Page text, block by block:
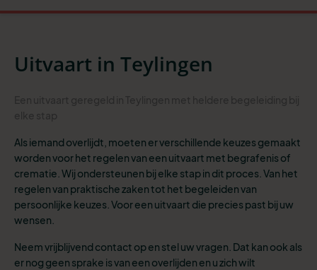
Uitvaart in Teylingen
Als iemand overlijdt, moeten er verschillende keuzes gemaakt
worden voor het regelen van een uitvaart met begrafenis of
crematie. Wij ondersteunen bij elke stap in dit proces. Van het
regelen van praktische zaken tot het begeleiden van
persoonlijke keuzes. Voor een uitvaart die precies past bij uw
wensen.
Neem vrijblijvend contact op en stel uw vragen. Dat kan ook als
er nog geen sprake is van een overlijden en u zich wilt